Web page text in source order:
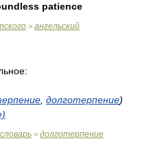
patience
> ангельский
долготерпение)
> долготерпение